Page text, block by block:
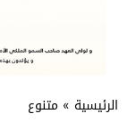
الرئيسية » متنوع